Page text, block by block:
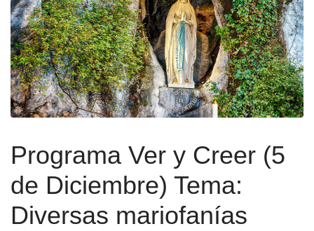
Programa Ver y Creer (5
de Diciembre) Tema:
Diversas mariofanías